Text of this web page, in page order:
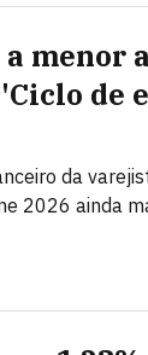
a menor
de
da
2026 ainda